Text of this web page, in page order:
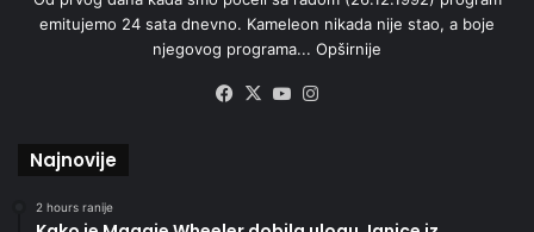
emitujemo 24 sata dnevno. Kameleon nikada nije stao, a boje
njegovog programa... Opširnije
Facebook
X YouTube
Najnovije
2 hours ranije